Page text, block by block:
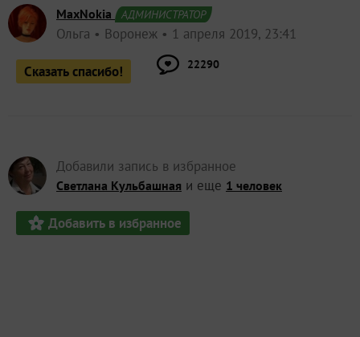
MaxNokia АДМИНИСТРАТОР
Ольга Воронеж 1 апреля 2019, 23:41
Сказать спасибо! 22290
Добавили запись в избранное
Светлана Кульбашная и еще 1 человек
Добавить в избранное